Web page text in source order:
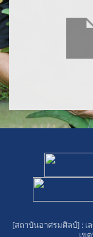
[สถาบันอาศรมศิลป์] :
เข